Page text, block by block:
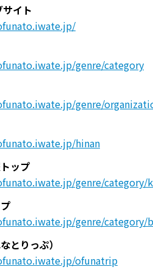
イト
genre/category
genre/
hinan
ップ
genre/category/
genre/category/
とりっぷ）
ofunatrip